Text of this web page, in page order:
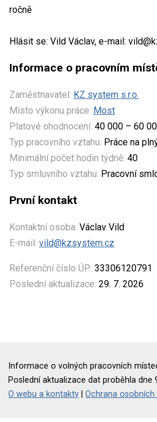
ročně
Hlásit se: Vild Václav, e-mail:
Informace o pracovním
Zaměstnavatel: KZ system s.r.o.
Místo výkonu práce: Most
Platové ohodnocení: 40 000 – 60
Typ pracovního vztahu: Práce na
Minimální počet hodin týdně: 40
Typ smluvního vztahu: Pracovní
První kontakt
Kontaktní osoba: Václav Vild
E-mail: vild@kzsystem.cz
Referenční číslo ÚP: 33306120791
Poslední aktualizace: 29. 7. 2026
Informace o volných pracovních
Poslední aktualizace dat proběhla dne
O webu a kontakty |Ochrana osobních